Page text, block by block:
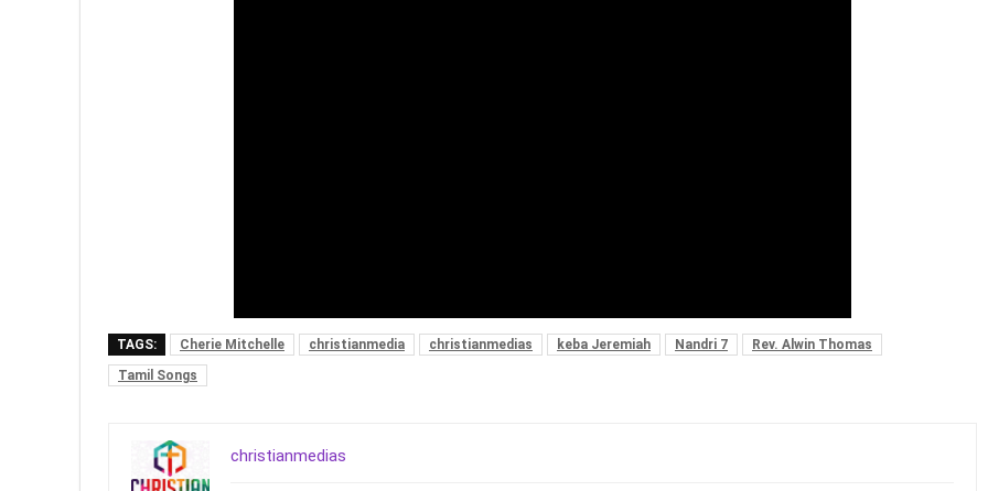
TAGS: Cherie Mitchelle christianmedia christianmedias keba Jeremiah Nandri 7
Rev. Alwin Thomas
Tamil Songs
christianmedias